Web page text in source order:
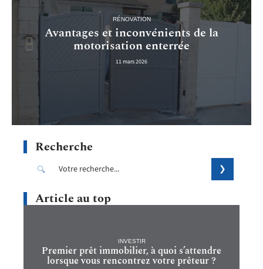
RÉNOVATION
Avantages et inconvénients de la
motorisation enterrée
11 mars 2026
Recherche
Article au top
INVESTIR
Premier prêt immobilier, à quoi s’attendre
lorsque vous rencontrez votre prêteur ?